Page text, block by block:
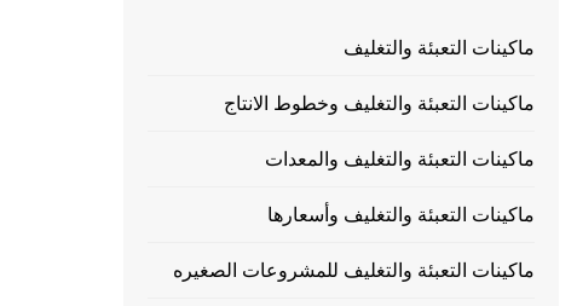
ماكينات التعبئة والتغليف
ماكينات التعبئة والتغليف وخطوط الانتاج
ماكينات التعبئة والتغليف والمعدات
ماكينات التعبئة والتغليف وأسعارها
ماكينات التعبئة والتغليف للمشروعات الصغيره